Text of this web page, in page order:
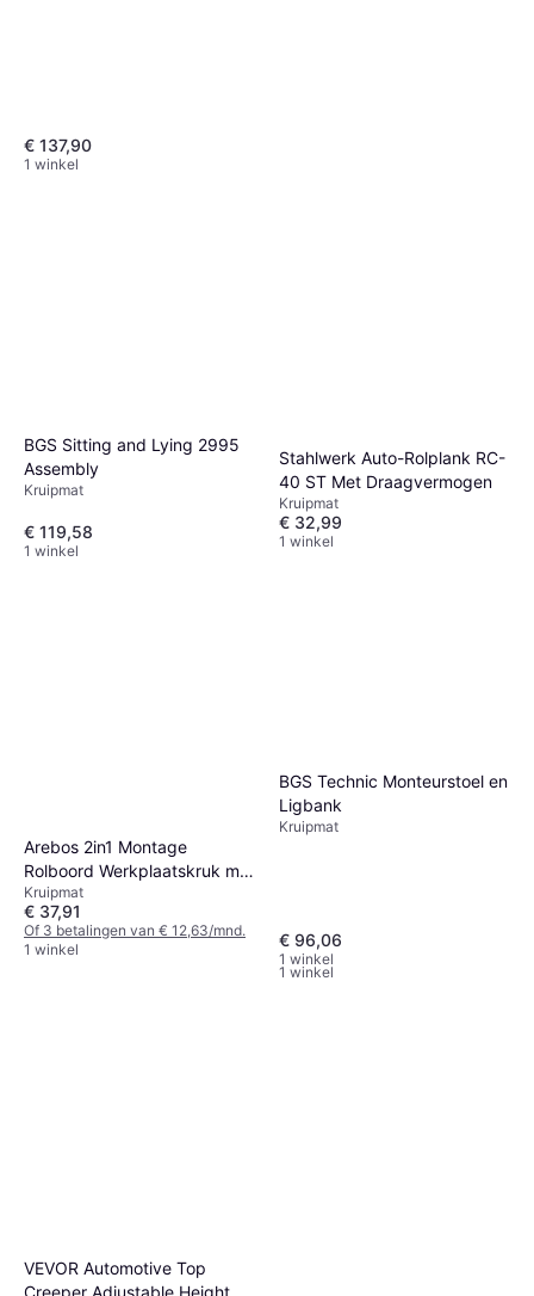
€ 137,90
1 winkel
Kruipmat
€ 36,99
1 winkel
BGS Sitting and Lying 2995
Assembly
Kruipmat
€ 119,58
1 winkel
Stahlwerk Auto-Rolplank RC-
40 ST Met Draagvermogen
Kruipmat
€ 32,99
1 winkel
Arebos 2in1 Montage
Rolboord Werkplaatskruk met
Wielen
Kruipmat
€ 37,91
Of 3 betalingen van € 12,63/mnd.
1 winkel
BGS Technic Monteurstoel en
Ligbank
Kruipmat
€ 96,06
1 winkel
VEVOR Automotive Top